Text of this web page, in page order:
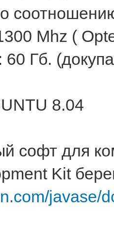
Mhz (
Гб.
8.04
софт для
Kit
javase/